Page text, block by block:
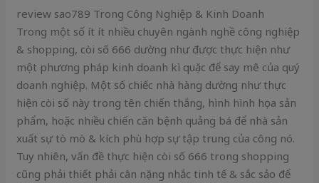
review sao789 Trong Công Nghiệp & Kinh Doanh
Trong một số ít ít nhiều chuyên ngành nghề công nghiệp
& shopping, còi số 666 dường như được thực hiện như
một phương pháp kinh doanh kì quặc để say mê của quý
doanh nghiệp. Một số chiếc nhà hàng dường như thực
hiện còi số này trong tên chiến thắng, hình hình họa sản
phẩm, hoặc nhiều chiến căn bệnh quảng bá để nhà sản
xuất sự tò mò & kích phù hợp sự tập trung của công nó.
Tuy nhiên, vấn đề thực hiện còi số 666 trong shopping
cũng phải thiết phải cân nặng nhắc tinh tế & sắc sảo để